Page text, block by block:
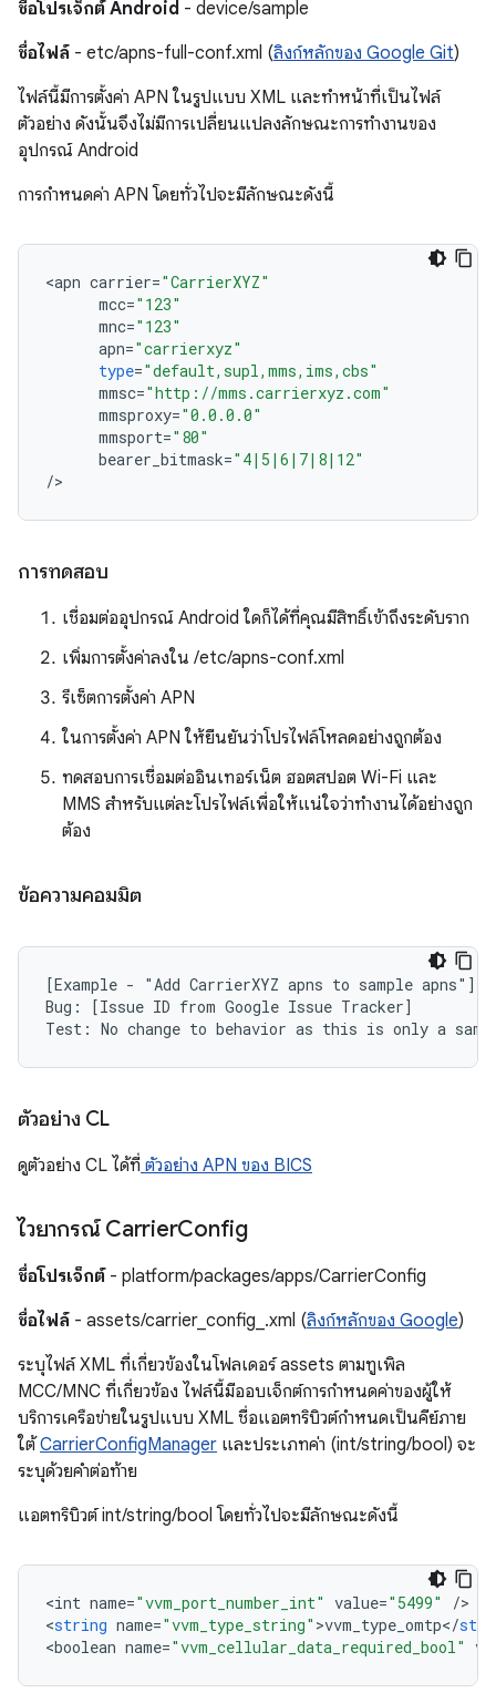
ชื่อโปรเจ็กต์ Android - device/sample
ชื่อไฟล์ - etc/apns-full-conf.xml (ลิงก์หลักของ Google Git)
ไฟล์นี้มีการตั้งค่า APN ในรูปแบบ XML และทำหน้าที่เป็นไฟล์
ตัวอย่าง ดังนั้นจึงไม่มีการเปลี่ยนแปลงลักษณะการทำงานของ
อุปกรณ์ Android
การกำหนดค่า APN โดยทั่วไปจะมีลักษณะดังนี้
<apn carrier="CarrierXYZ"
mcc="123"
mnc="123"
apn="carrierxyz"
type="default,supl,mms,ims,cbs"
mmsc="http://mms.carrierxyz.com"
mmsproxy="0.0.0.0"
mmsport="80"
bearer_bitmask="4|5|6|7|8|12"
/>
การทดสอบ
เชื่อมต่ออุปกรณ์ Android ใดก็ได้ที่คุณมีสิทธิ์เข้าถึงระดับราก
เพิ่มการตั้งค่าลงใน /etc/apns-conf.xml
รีเซ็ตการตั้งค่า APN
ในการตั้งค่า APN ให้ยืนยันว่าโปรไฟล์โหลดอย่างถูกต้อง
ทดสอบการเชื่อมต่ออินเทอร์เน็ต ฮอตสปอต Wi-Fi และ
MMS สำหรับแต่ละโปรไฟล์เพื่อให้แน่ใจว่าทำงานได้อย่างถูก
ต้อง
ข้อความคอมมิต
[Example - "Add CarrierXYZ apns to sample apns"]
Bug: [Issue ID from Google Issue Tracker]
ตัวอย่าง CL
ดูตัวอย่าง CL ได้ที่ ตัวอย่าง APN ของ BICS
ไวยากรณ์ CarrierConfig
ชื่อโปรเจ็กต์- platform/packages/apps/CarrierConfig
ชื่อไฟล์ - assets/carrier_config_ .xml (ลิงก์หลักของ Google)
ระบุไฟล์ XML ที่เกี่ยวข้องในโฟลเดอร์ assets ตามทูเพิล
MCC/MNC ที่เกี่ยวข้อง ไฟล์นี้มีออบเจ็กต์การกำหนดค่าของผู้ให้
บริการเครือข่ายในรูปแบบ XML ชื่อแอตทริบิวต์กำหนดเป็นคีย์ภาย
ใต้CarrierConfigManager และประเภทค่า (int/string/bool) จะ
ระบุด้วยคำต่อท้าย
แอตทริบิวต์ int/string/bool โดยทั่วไปจะมีลักษณะดังนี้
<int name="vvm_port_number_int" value="5499" />
<string name="vvm_type_string" >vvm_type_omtp</
<boolean name="vvm_cellular_data_required_bool"